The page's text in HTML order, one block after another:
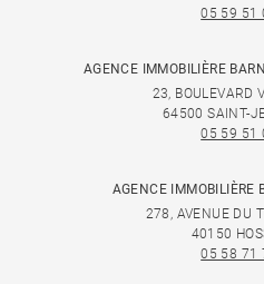
05 59 51
AGENCE IMMOBILIÈRE
23, BOULEVARD
64500 SAINT-
05 59 51
AGENCE IMMOBILIÈRE
278, AVENUE DU
40150
05 58 71